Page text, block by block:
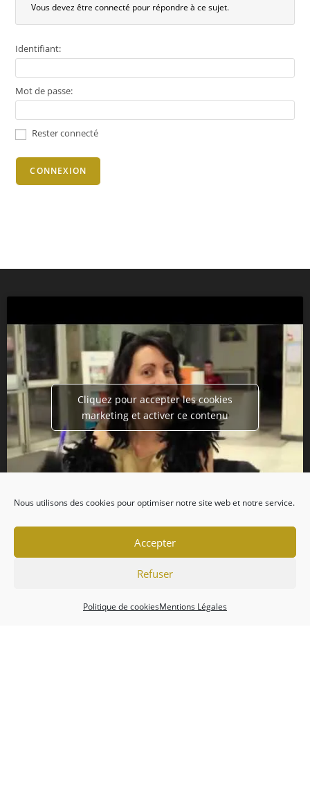
Nous utilisons des cookies pour optimiser notre site web et notre service.
Accepter
Refuser
Politique de cookiesMentions Légales
Vous devez être connecté pour répondre à ce sujet.
Identifiant:
Mot de passe:
Rester connecté
CONNEXION
Cliquez pour accepter les cookies
marketing et activer ce contenu